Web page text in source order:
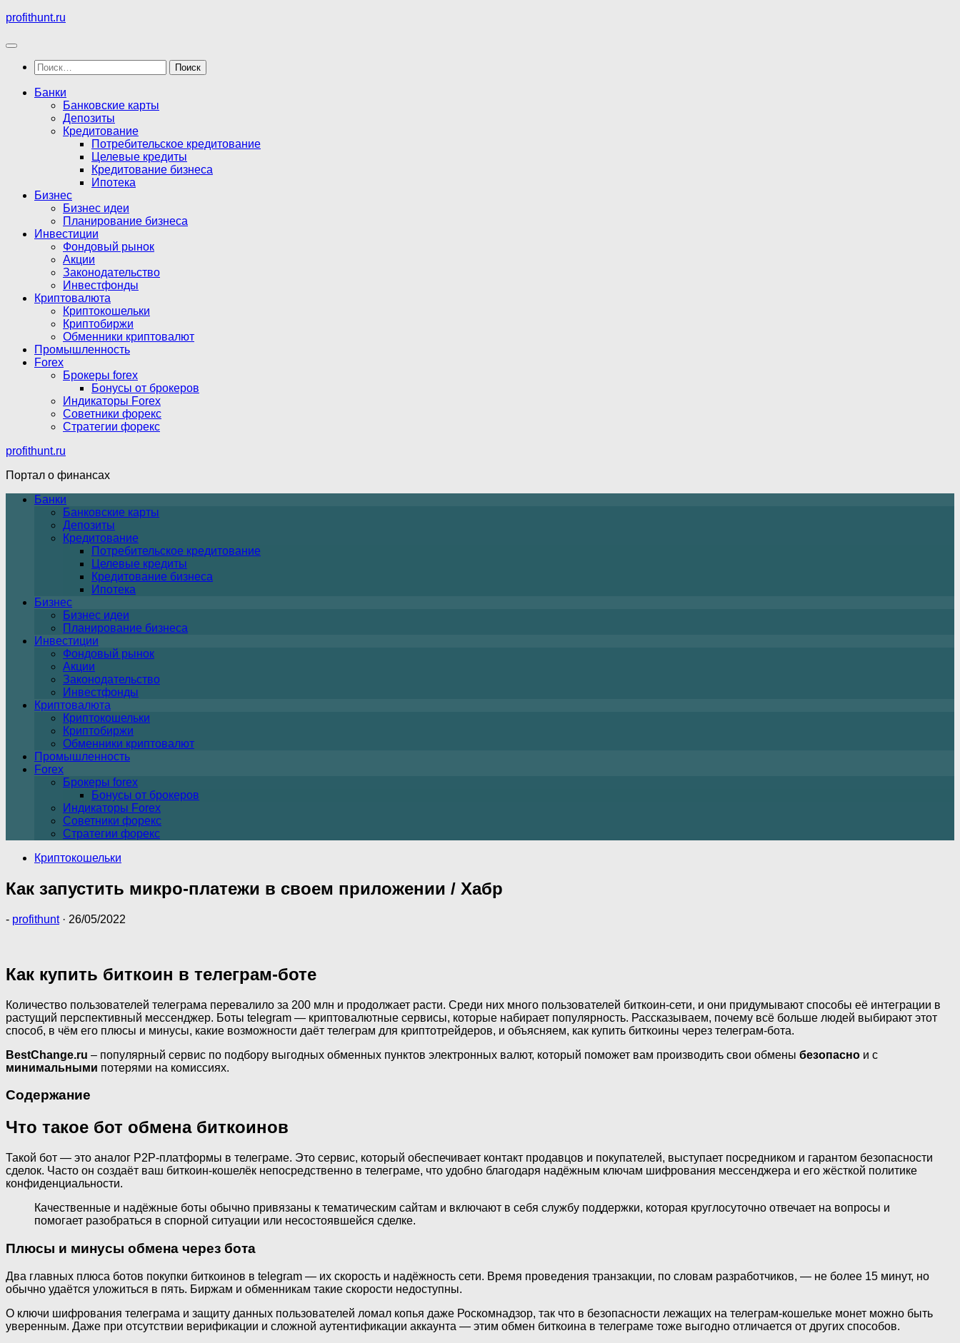
Перейти
содержимому
profithunt.ru
Найти:
Банки
Банковские карты
Депозиты
Кредитование
Потребительское кредитование
Целевые кредиты
Кредитование бизнеса
Ипотека
Бизнес
Бизнес идеи
Планирование бизнеса
Инвестиции
Фондовый рынок
Акции
Законодательство
Инвестфонды
Криптовалюта
Криптокошельки
Криптобиржи
Обменники криптовалют
Промышленность
Forex
Брокеры forex
Бонусы от брокеров
Индикаторы Forex
Советники форекс
Стратегии форекс
profithunt.ru
Портал о финансах
Банки
Банковские карты
Депозиты
Кредитование
Потребительское кредитование
Целевые кредиты
Кредитование бизнеса
Ипотека
Бизнес
Бизнес идеи
Планирование бизнеса
Инвестиции
Фондовый рынок
Акции
Законодательство
Инвестфонды
Криптовалюта
Криптокошельки
Криптобиржи
Обменники криптовалют
Промышленность
Forex
Брокеры forex
Бонусы от брокеров
Индикаторы Forex
Советники форекс
Стратегии форекс
Криптокошельки
Как запустить микро-платежи в своем приложении / Хабр
- profithunt · 26/05/2022
Как купить биткоин в телеграм-боте
Количество пользователей телеграма перевалило за 200 млн и продолжает расти. Среди них много пользователей биткоин-сети, и они придумывают способы её интеграции в
растущий перспективный мессенджер. Боты telegram — криптовалютные сервисы, которые набирает популярность. Рассказываем, почему всё больше людей выбирают этот
способ, в чём его плюсы и минусы, какие возможности даёт телеграм для криптотрейдеров, и объясняем, как купить биткоины через телеграм-бота.
BestChange.ru – популярный сервис по подбору выгодных обменных пунктов электронных валют, который поможет вам производить свои обмены безопасно и с
минимальными потерями на комиссиях.
Содержание
Что такое бот обмена биткоинов
Такой бот — это аналог P2P-платформы в телеграме. Это сервис, который обеспечивает контакт продавцов и покупателей, выступает посредником и гарантом безопасности
сделок. Часто он создаёт ваш биткоин-кошелёк непосредственно в телеграме, что удобно благодаря надёжным ключам шифрования мессенджера и его жёсткой политике
конфиденциальности.
Качественные и надёжные боты обычно привязаны к тематическим сайтам и включают в себя службу поддержки, которая круглосуточно отвечает на вопросы и
помогает разобраться в спорной ситуации или несостоявшейся сделке.
Плюсы и минусы обмена через бота
Два главных плюса ботов покупки биткоинов в telegram — их скорость и надёжность сети. Время проведения транзакции, по словам разработчиков, — не более 15 минут, но
обычно удаётся уложиться в пять. Биржам и обменникам такие скорости недоступны.
О ключи шифрования телеграма и защиту данных пользователей ломал копья даже Роскомнадзор, так что в безопасности лежащих на телеграм-кошельке монет можно быть
уверенным. Даже при отсутствии верификации и сложной аутентификации аккаунта — этим обмен биткоина в телеграме тоже выгодно отличается от других способов.